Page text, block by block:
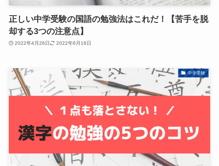
正しい中学受験の国語の勉強法はこれだ！【苦手を脱
却する3つの注意点】
2022年4月26日 2022年6月16日
中学受験